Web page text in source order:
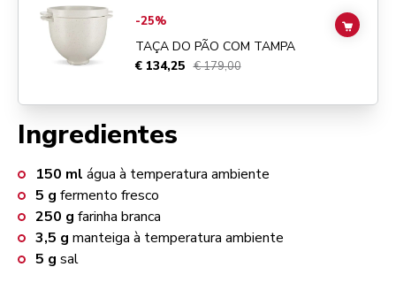
Ingredientes
150 ml água à temperatura ambiente
5 g fermento fresco
250 g farinha branca
3,5 g manteiga à temperatura ambiente
5 g sal
Go toTAÇA DO PÃO COM TAMPA
-25%
TAÇA DO PÃO COM TAMPA
€ 134,25 € 179,00
ADD